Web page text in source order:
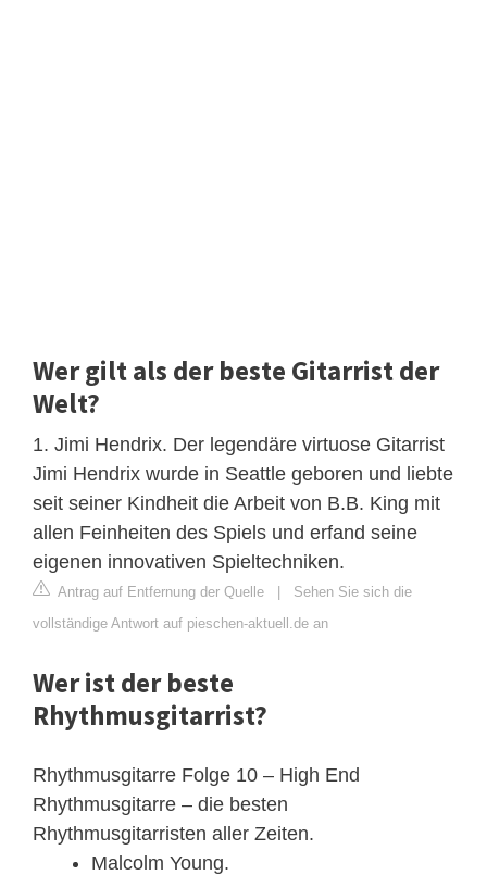
Wer gilt als der beste Gitarrist der
Welt?
1. Jimi Hendrix. Der legendäre virtuose Gitarrist
Jimi Hendrix wurde in Seattle geboren und liebte
seit seiner Kindheit die Arbeit von B.B. King mit
allen Feinheiten des Spiels und erfand seine
eigenen innovativen Spieltechniken.
Antrag auf Entfernung der Quelle | Sehen Sie sich die
vollständige Antwort auf pieschen-aktuell.de an
Wer ist der beste
Rhythmusgitarrist?
Rhythmusgitarre Folge 10 – High End
Rhythmusgitarre – die besten
Rhythmusgitarristen aller Zeiten.
Malcolm Young.